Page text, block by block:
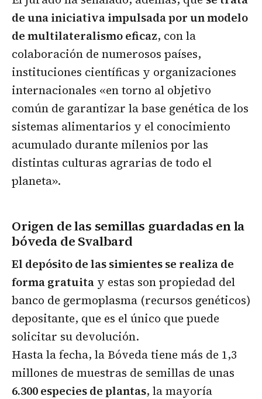
de una iniciativa impulsada por un modelo
de multilateralismo eficaz, con la
colaboración de numerosos países,
instituciones científicas y organizaciones
internacionales «en torno al objetivo
común de garantizar la base genética de los
sistemas alimentarios y el conocimiento
acumulado durante milenios por las
distintas culturas agrarias de todo el
planeta».
Origen de las semillas guardadas en la
bóveda de Svalbard
El depósito de las simientes se realiza de
forma gratuita y estas son propiedad del
banco de germoplasma (recursos genéticos)
depositante, que es el único que puede
solicitar su devolución.
Hasta la fecha, la Bóveda tiene más de 1,3
millones de muestras de semillas de unas
6.300 especies de plantas, la mayoría